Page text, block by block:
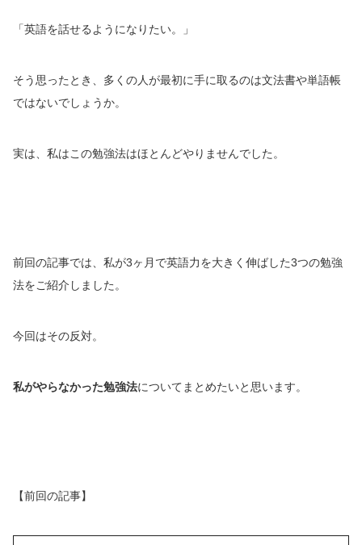
「英語を話せるようになりたい。」
そう思ったとき、多くの人が最初に手に取るのは文法書や単語帳
ではないでしょうか。
実は、私はこの勉強法はほとんどやりませんでした。
前回の記事では、私が3ヶ月で英語力を大きく伸ばした3つの勉強
法をご紹介しました。
今回はその反対。
私がやらなかった勉強法についてまとめたいと思います。
【前回の記事】